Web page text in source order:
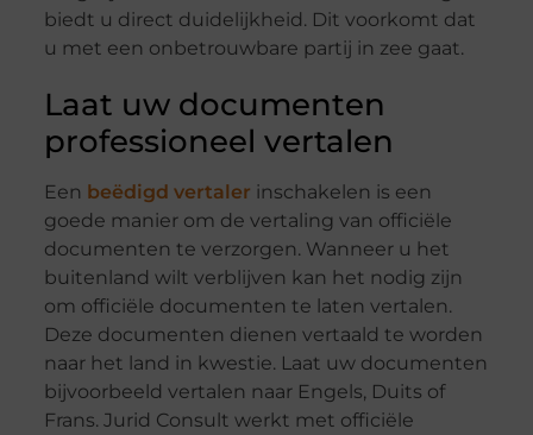
biedt u direct duidelijkheid. Dit voorkomt dat
u met een onbetrouwbare partij in zee gaat.
Laat uw documenten
professioneel vertalen
Een beëdigd vertaler inschakelen is een
goede manier om de vertaling van officiële
documenten te verzorgen. Wanneer u het
buitenland wilt verblijven kan het nodig zijn
om officiële documenten te laten vertalen.
Deze documenten dienen vertaald te worden
naar het land in kwestie. Laat uw documenten
bijvoorbeeld vertalen naar Engels, Duits of
Frans. Jurid Consult werkt met officiële